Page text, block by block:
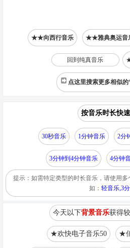
★★向西行音乐 ★★雅典奥运音
回到纯真音乐
点这里搜索更多相似
按音乐时长快
30秒音乐 1分钟音乐 2分
3分钟到4分钟音乐 4分钟
提示：如需特定类型的时长音乐，请使用
如：轻音乐,3
今天以下背景音乐获得
★欢快电子音乐50 ★